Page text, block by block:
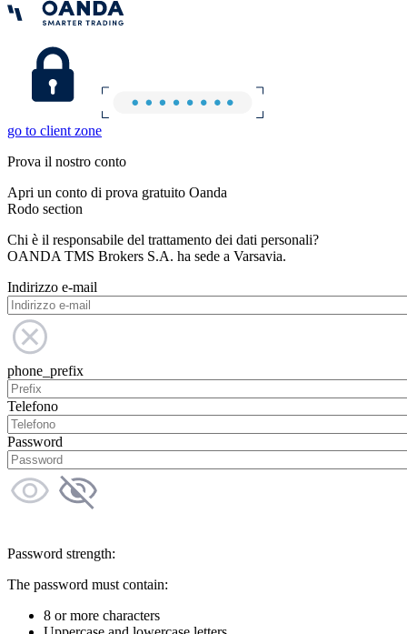
go to client zone
Prova il nostro conto
Apri un conto di prova gratuito Oanda
Rodo section
Chi è il responsabile del trattamento dei dati personali?
OANDA TMS Brokers S.A. ha sede a Varsavia.
Indirizzo e-mail
phone_prefix
Telefono
Password
Password strength:
The password must contain:
8 or more characters